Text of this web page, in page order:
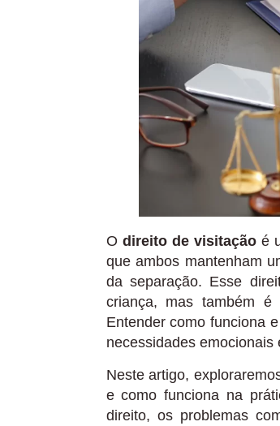
O direito de visitaçãoé
que ambos mantenham
da separação. Esse
criança, mas também é
Entender como funciona
necessidades
Neste artigo,
e como funciona na
direito, os problemas